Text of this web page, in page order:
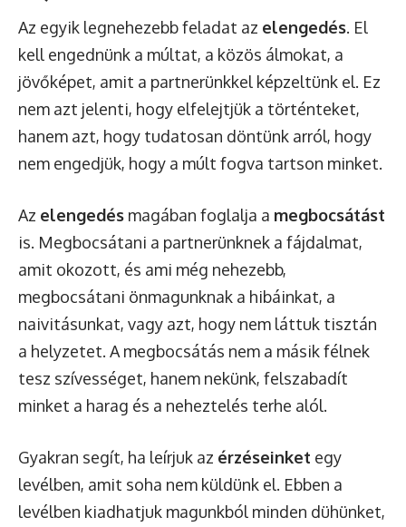
Az egyik legnehezebb feladat az elengedés. El
kell engednünk a múltat, a közös álmokat, a
jövőképet, amit a partnerünkkel képzeltünk el. Ez
nem azt jelenti, hogy elfelejtjük a történteket,
hanem azt, hogy tudatosan döntünk arról, hogy
nem engedjük, hogy a múlt fogva tartson minket.
Az elengedés magában foglalja a megbocsátást
is. Megbocsátani a partnerünknek a fájdalmat,
amit okozott, és ami még nehezebb,
megbocsátani önmagunknak a hibáinkat, a
naivitásunkat, vagy azt, hogy nem láttuk tisztán
a helyzetet. A megbocsátás nem a másik félnek
tesz szívességet, hanem nekünk, felszabadít
minket a harag és a neheztelés terhe alól.
Gyakran segít, ha leírjuk az érzéseinket egy
levélben, amit soha nem küldünk el. Ebben a
levélben kiadhatjuk magunkból minden dühünket,